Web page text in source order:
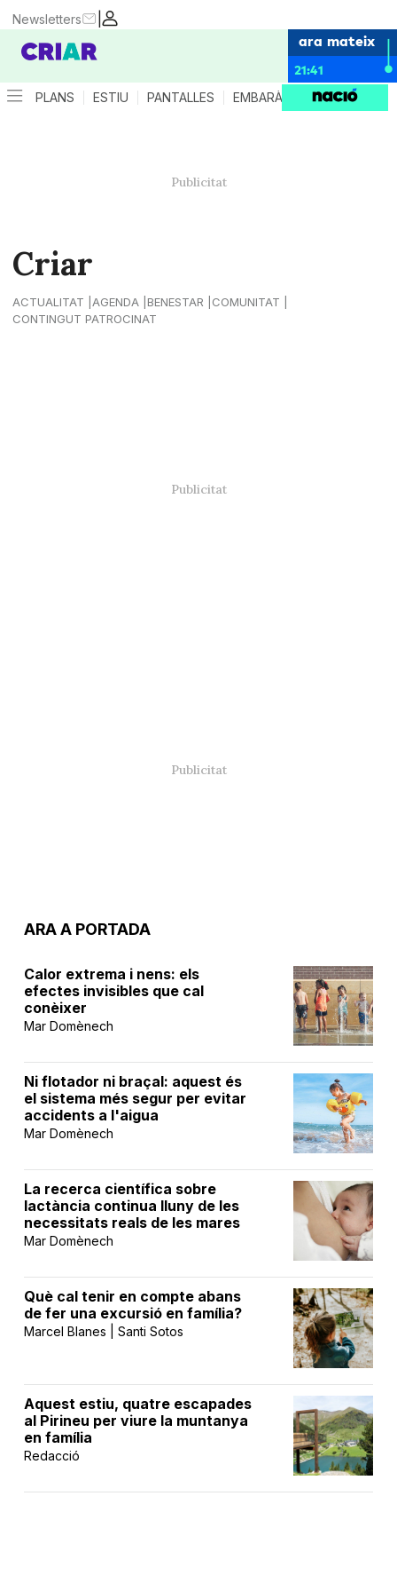
|
Newsletters
ara mateix
21:41
PLANS ESTIU PANTALLES EMBARÀS CRIANÇA
Criar
ACTUALITAT AGENDA BENESTAR
COMUNITAT
CONTINGUT PATROCINAT
ARA A PORTADA
Calor extrema i nens: els
efectes invisibles que cal
conèixer
Mar Domènech
Ni flotador ni braçal: aquest és
el sistema més segur per evitar
accidents a l'aigua
Mar Domènech
La recerca científica sobre
lactància continua lluny de les
necessitats reals de les mares
Mar Domènech
Què cal tenir en compte abans
de fer una excursió en família?
Marcel Blanes | Santi Sotos
Aquest estiu, quatre escapades
al Pirineu per viure la muntanya
en família
Redacció